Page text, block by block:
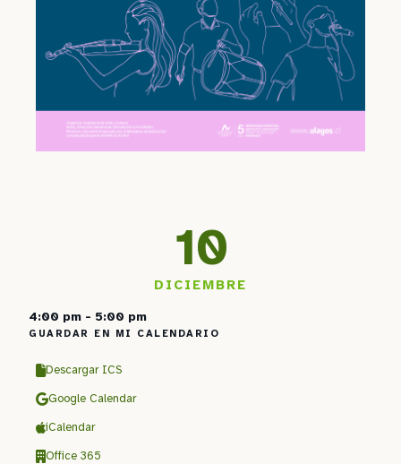
10
DICIEMBRE
4:00 pm - 5:00 pm
GUARDAR EN MI CALENDARIO
Descargar ICS
Google Calendar
iCalendar
Office 365